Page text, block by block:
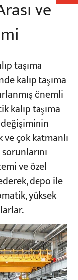
ve
taşıma
kalıp taşıma
önemli
kalıp taşıma
çok katmanlı
ve özel
depo ile
yüksek